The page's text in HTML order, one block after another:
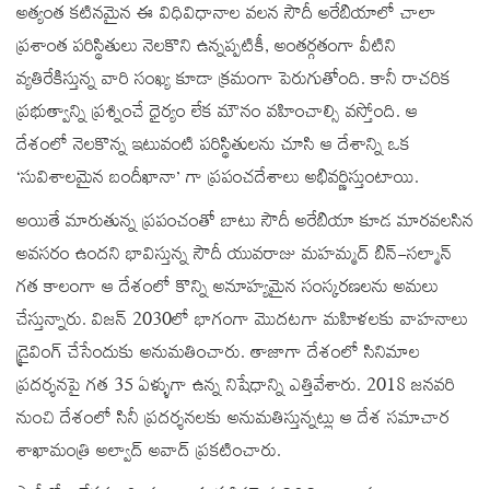
అత్యంత కటినమైన ఈ విధివిధానాల వలన సౌదీ అరేబియాలో చాలా
ప్రశాంత పరిస్థితులు నెలకొని ఉన్నప్పటికీ, అంతర్గతంగా వీటిని
వ్యతిరేకిస్తున్న వారి సంఖ్య కూడా క్రమంగా పెరుగుతోంది. కానీ రాచరిక
ప్రభుత్వాన్ని ప్రశ్నించే ధైర్యం లేక మౌనం వహించాల్సి వస్తోంది. ఆ
దేశంలో నెలకొన్న ఇటువంటి పరిస్థితులను చూసి ఆ దేశాన్ని ఒక
‘సువిశాలమైన బందీఖానా’ గా ప్రపంచదేశాలు అభివర్ణిస్తుంటాయి.
అయితే మారుతున్న ప్రపంచంతో బాటు సౌదీ అరేబియా కూడ మారవలసిన
అవసరం ఉందని భావిస్తున్న సౌదీ యువరాజు మహమ్మద్ బిన్-సల్మాన్
గత కాలంగా ఆ దేశంలో కొన్ని అనూహ్యమైన సంస్కరణలను అమలు
చేస్తున్నారు. విజన్ 2030లో భాగంగా మొదటగా మహిళలకు వాహనాలు
డ్రైవింగ్ చేసేందుకు అనుమతించారు. తాజాగా దేశంలో సినిమాల
ప్రదర్శనపై గత 35 ఏళ్ళుగా ఉన్న నిషేధాన్ని ఎత్తివేశారు. 2018 జనవరి
నుంచి దేశంలో సినీ ప్రదర్శనలకు అనుమతిస్తున్నట్లు ఆ దేశ సమాచార
శాఖామంత్రి అల్వాద్ అవాద్ ప్రకటించారు.